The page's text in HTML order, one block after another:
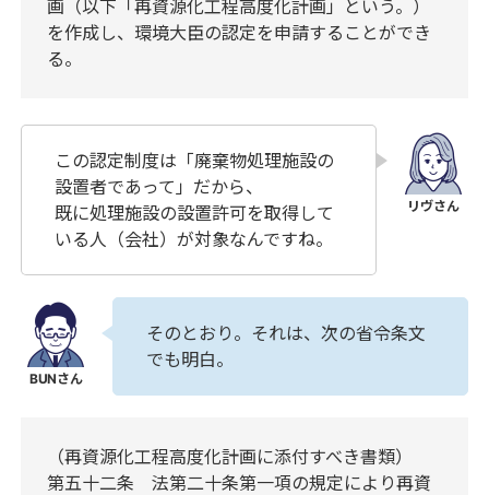
画（以下「再資源化工程高度化計画」という。）
を作成し、環境大臣の認定を申請することができ
る。
この認定制度は「廃棄物処理施設の
設置者であって」だから、
既に処理施設の設置許可を取得して
いる人（会社）が対象なんですね。
そのとおり。それは、次の省令条文
でも明白。
（再資源化工程高度化計画に添付すべき書類）
第五十二条 法第二十条第一項の規定により再資